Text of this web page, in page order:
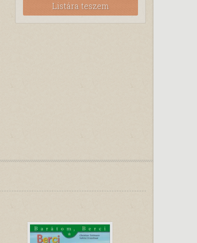
Listára teszem